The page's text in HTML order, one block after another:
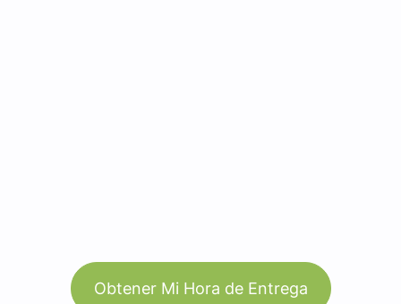
Obtener Mi Hora de Entrega